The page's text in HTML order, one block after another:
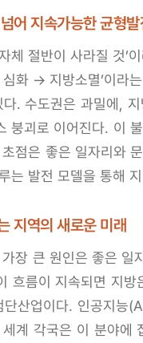
어 지속가능한 균형
체 절반이 사라질 것’
화 → 지방소멸’이라
. 수도권은 과밀에,
붕괴로 이어진다. 이
점은 좋은 일자리와
는 발전 모델을 통해
지역의 새로운 미래
장 큰 원인은 좋은 일
흐름이 지속되면 지
산업이다. 인공지능
계 각국은 이 분야에